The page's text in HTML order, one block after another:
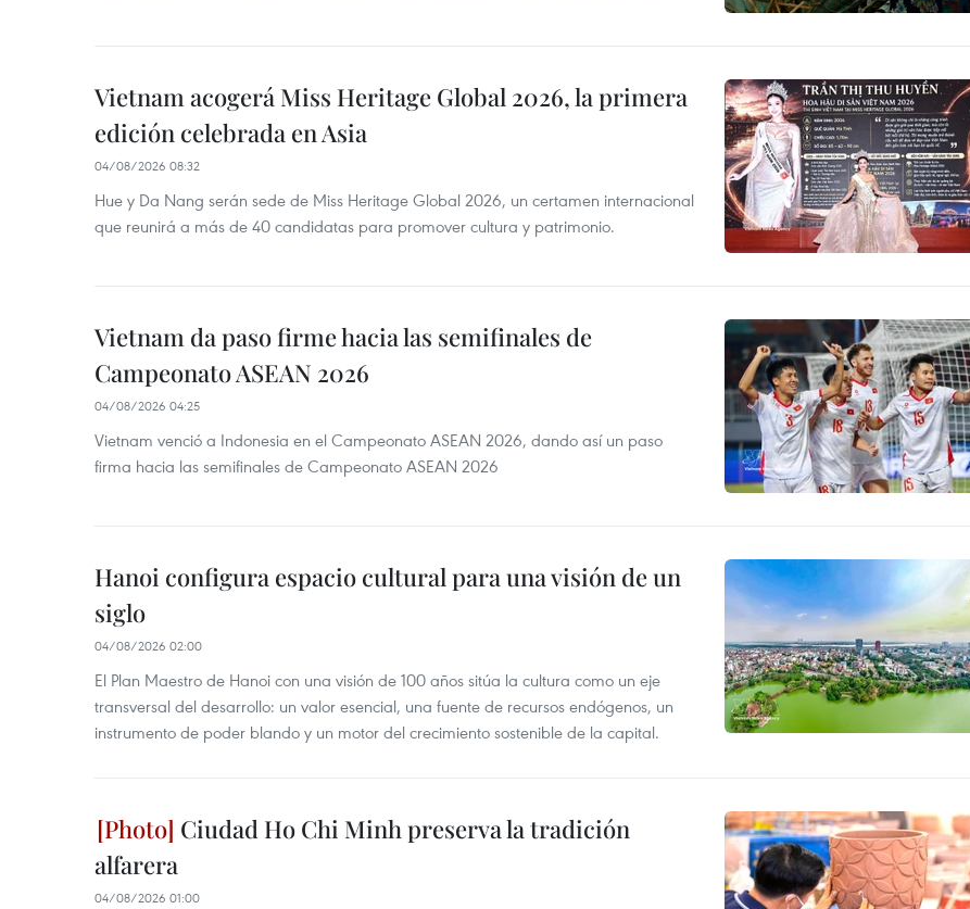
Vietnam acogerá Miss Heritage Global 2026, la primera
edición celebrada en Asia
04/08/2026 08:32
Hue y Da Nang serán sede de Miss Heritage Global 2026, un certamen internacional
que reunirá a más de 40 candidatas para promover cultura y patrimonio.
Vietnam da paso firme hacia las semifinales de
Campeonato ASEAN 2026
04/08/2026 04:25
Vietnam venció a Indonesia en el Campeonato ASEAN 2026, dando así un paso
firma hacia las semifinales de Campeonato ASEAN 2026
Hanoi configura espacio cultural para una visión de un
siglo
04/08/2026 02:00
El Plan Maestro de Hanoi con una visión de 100 años sitúa la cultura como un eje
transversal del desarrollo: un valor esencial, una fuente de recursos endógenos, un
instrumento de poder blando y un motor del crecimiento sostenible de la capital.
Ciudad Ho Chi Minh preserva la tradición
alfarera
04/08/2026 01:00